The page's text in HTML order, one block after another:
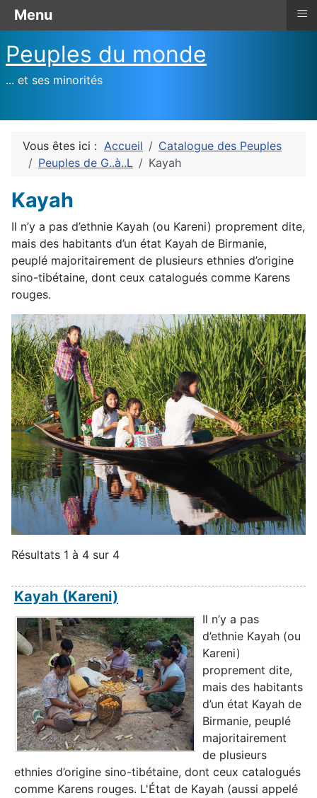
Peuples du monde
... et ses minorités
Vous êtes ici : Accueil
Catalogue des Peuples
Peuples de G..à..L
Kayah
Kayah
Il n’y a pas d’ethnie Kayah (ou Kareni) proprement dite,
mais des habitants d’un état Kayah de Birmanie,
peuplé majoritairement de plusieurs ethnies d’origine
sino-tibétaine, dont ceux catalogués comme Karens
rouges.
Résultats 1 à 4 sur 4
Kayah (Kareni)
Il n’y a pas
d’ethnie Kayah (ou
Kareni)
proprement dite,
mais des habitants
d’un état Kayah de
Birmanie, peuplé
majoritairement
de plusieurs
ethnies d’origine sino-tibétaine, dont ceux catalogués
comme Karens rouges. L'État de Kayah (aussi appelé
Menu ≡